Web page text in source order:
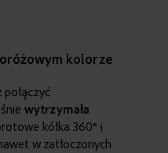
kolorze
połączyć
wytrzymała
kółka 360° i
w zatłoczonych